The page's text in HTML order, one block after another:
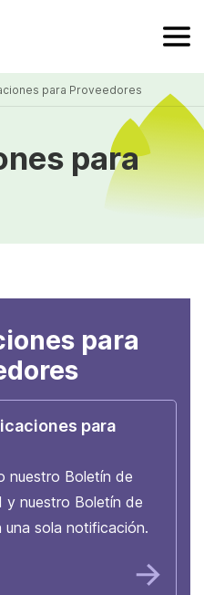
para Proveedores
para
para
para
nuestro Boletín de
y nuestro Boletín de
una sola notificación.